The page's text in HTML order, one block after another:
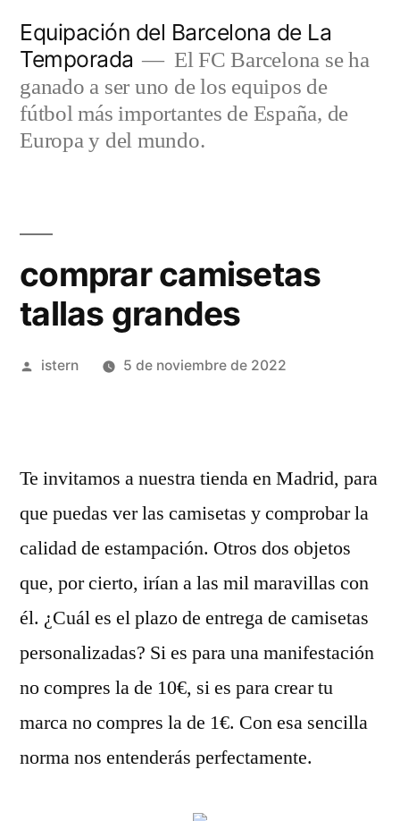
contenido
Equipación del Barcelona de La
Temporada
El FC Barcelona se ha
ganado a ser uno de los equipos de
fútbol más importantes de España, de
Europa y del mundo.
comprar camisetas
tallas grandes
Publicado
istern 5 de noviembre de 2022
Te invitamos a nuestra tienda en Madrid, para
que puedas ver las camisetas y comprobar la
calidad de estampación. Otros dos objetos
que, por cierto, irían a las mil maravillas con
él. ¿Cuál es el plazo de entrega de camisetas
personalizadas? Si es para una manifestación
no compres la de 10€, si es para crear tu
marca no compres la de 1€. Con esa sencilla
norma nos entenderás perfectamente.